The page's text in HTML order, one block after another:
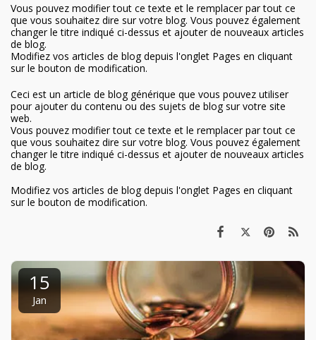
Vous pouvez modifier tout ce texte et le remplacer par tout ce
que vous souhaitez dire sur votre blog. Vous pouvez également
changer le titre indiqué ci-dessus et ajouter de nouveaux articles
de blog.
Modifiez vos articles de blog depuis l'onglet Pages en cliquant
sur le bouton de modification.
Ceci est un article de blog générique que vous pouvez utiliser
pour ajouter du contenu ou des sujets de blog sur votre site
web.
Vous pouvez modifier tout ce texte et le remplacer par tout ce
que vous souhaitez dire sur votre blog. Vous pouvez également
changer le titre indiqué ci-dessus et ajouter de nouveaux articles
de blog.
Modifiez vos articles de blog depuis l'onglet Pages en cliquant
sur le bouton de modification.
15
Jan